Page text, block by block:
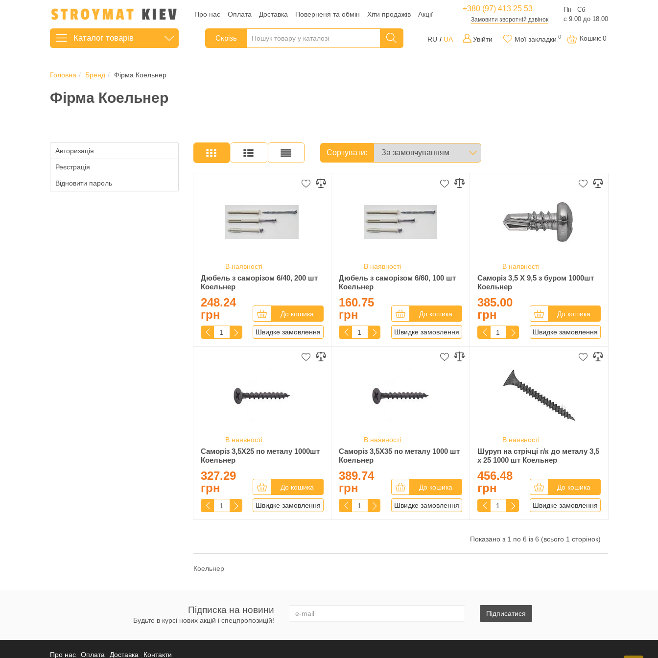
Про нас Оплата Доставка Поверненя та обмін Хіти продажів Акції
+380 (97) 413 25 53
Замовити зворотній дзвінок
Пн - Сб
с 9.00 до 18.00
Каталог товарів Скрізь RU UA Увійти Мої закладки 0 Кошик: 0
Головна Бренд Фірма Коельнер
Фірма Коельнер
Авторизація
Реєстрація
Відновити пароль
Сортувати:
В наявності
Дюбель з саморізом 6/40, 200 шт
Коельнер
248.24
грн
До кошика
Швидке замовлення
В наявності
Дюбель з саморізом 6/60, 100 шт
Коельнер
160.75
грн
До кошика
Швидке замовлення
В наявності
Саморіз 3,5 Х 9,5 з буром 1000шт
Коельнер
385.00
грн
До кошика
Швидке замовлення
В наявності
Саморіз 3,5Х25 по металу 1000шт
Коельнер
327.29
грн
До кошика
Швидке замовлення
В наявності
Саморіз 3,5Х35 по металу 1000 шт
Коельнер
389.74
грн
До кошика
Швидке замовлення
В наявності
Шуруп на стрічці г/к до металу 3,5
х 25 1000 шт Коельнер
456.48
грн
До кошика
Швидке замовлення
Показано з 1 по 6 із 6 (всього 1 сторінок)
Коельнер
Підписка на новини
Будьте в курсі нових акцій і спецпропозицій!
Підписатися
Про нас Оплата Доставка Контакти